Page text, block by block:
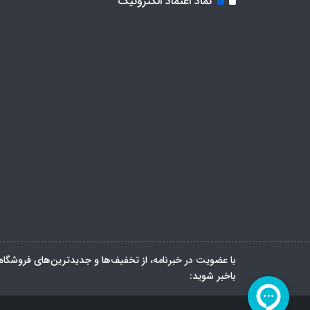
با عضویت در خبرنامه، از تخفیف‌ها و جدیدترین‌های فروشگاه
باخبر شوید: